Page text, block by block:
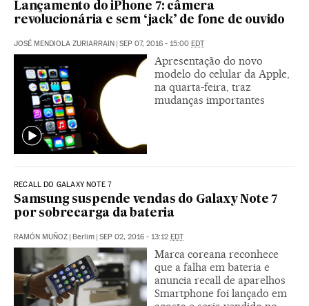
Lançamento do iPhone 7: câmera
revolucionária e sem ‘jack’ de fone de ouvido
JOSÉ MENDIOLA ZURIARRAIN SEP 07, 2016 - 15:00 EDT
Apresentação do novo
modelo do celular da Apple,
na quarta-feira, traz
mudanças importantes
RECALL DO GALAXY NOTE 7
Samsung suspende vendas do Galaxy Note 7
por sobrecarga da bateria
RAMÓN MUÑOZ Berlim SEP 02, 2016 - 13:12 EDT
Marca coreana reconhece
que a falha em bateria e
anuncia recall de aparelhos
Smartphone foi lançado em